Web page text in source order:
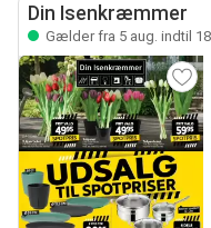
Din Isenkræmmer
Gælder fra 5 aug. indtil 18